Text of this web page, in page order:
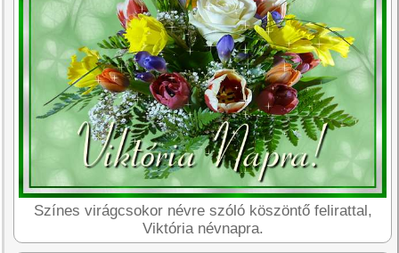
Színes virágcsokor névre szóló köszöntő felirattal,
Viktória névnapra.